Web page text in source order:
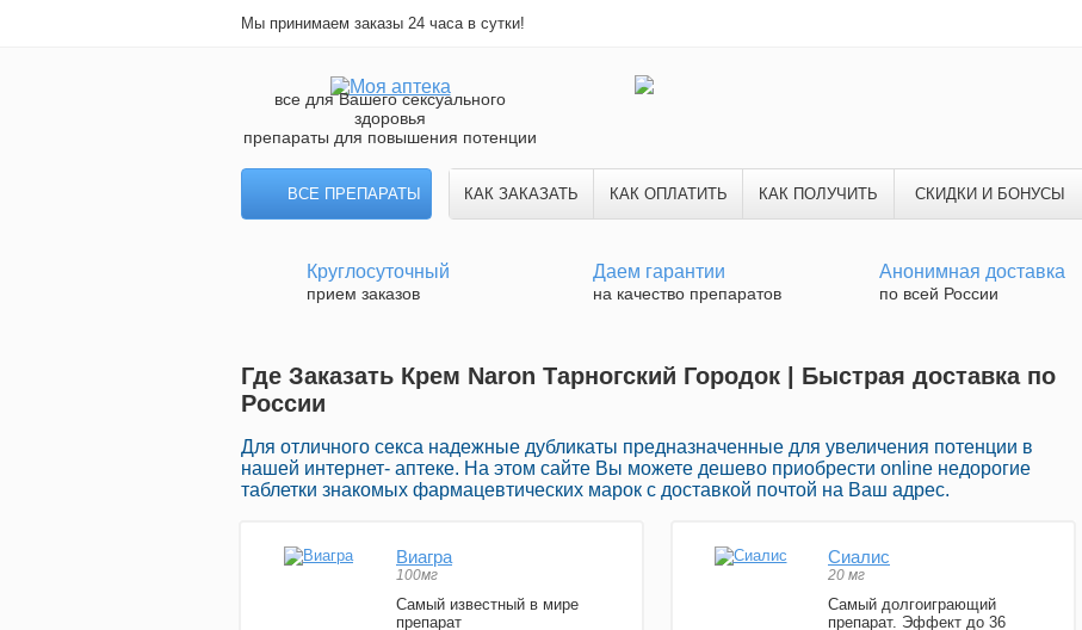
Мы принимаем заказы 24 часа в сутки!
все для Вашего сексуального
здоровья
препараты для повышения потенции
ВСЕ ПРЕПАРАТЫ КАК ЗАКАЗАТЬ КАК ОПЛАТИТЬ КАК ПОЛУЧИТЬ СКИДКИ И БОНУСЫ
Круглосуточный
прием заказов
Даем гарантии
на качество препаратов
Анонимная доставка
по всей России
Где Заказать Крем Naron Тарногский Городок | Быстрая доставка по
России
Для отличного секса надежные дубликаты предназначенные для увеличения потенции в
нашей интернет- аптеке. На этом сайте Вы можете дешево приобрести online недорогие
таблетки знакомых фармацевтических марок с доставкой почтой на Ваш адрес.
Виагра
100мг
Самый известный в мире
препарат
Сиалис
20 мг
Самый долгоиграющий
препарат. Эффект до 36